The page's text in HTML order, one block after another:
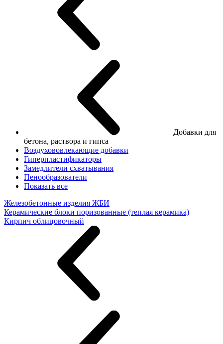
Добавки для
бетона, раствора и гипса
Воздухововлекающие добавки
Гиперпластификаторы
Замедлители схватывания
Пенообразователи
Показать все
Железобетонные изделия ЖБИ
Керамические блоки поризованные (теплая керамика)
Кирпич облицовочный